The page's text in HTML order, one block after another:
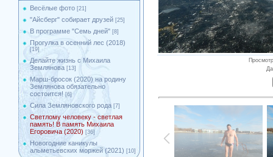
Весёлые фото [21]
"Айсберг" собирает друзей [25]
В программе "Семь дней" [8]
Прогулка в осенний лес (2018)
[19]
Делайте жизнь с Михаила
Землянова [13]
Марш-бросок (2020) на родину
Землянова обязательно
состоится! [6]
Сила Земляновского рода [7]
Светлому человеку - светлая
память! В память Михаила
Егоровича (2020) [36]
Новогодние каникулы
альметьевских моржей (2021) [10]